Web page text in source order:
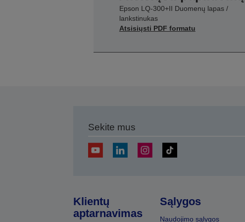
Epson LQ-300+II Duomenų lapas /
lankstinukas
Atsisiųsti PDF formatu
Sekite mus
Klientų
aptarnavimas
Sąlygos
Naudojimo sąlygos